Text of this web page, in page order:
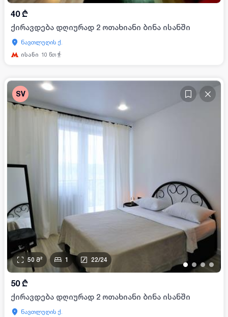
40 ₾
ქირავდება დღიურად 2 ოთახიანი ბინა ისანში
ნავთლუღის ქ.
ისანი 10 წთ
SV
• •••
50 მ² 1 22/24
50 ₾
ქირავდება დღიურად 2 ოთახიანი ბინა ისანში
ნავთლუღის ქ.